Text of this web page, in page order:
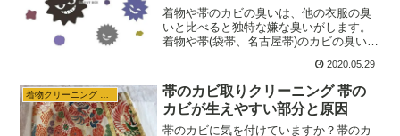
着物や帯のカビの臭いは、他の衣服の臭
いと比べると独特な嫌な臭いがします。
着物や帯(袋帯、名古屋帯)のカビの臭いの
うことなのか？カビの体における影響！
を知ると、すぐに着物や帯のカビ予防、
カビ対策、カビ取りをしたくなります
よ！
2020.05.29
着物クリーニング 収納
帯のカビ取りクリーニング 帯の
カビが生えやすい部分と原因
帯のカビに気を付けていますか？帯のカ